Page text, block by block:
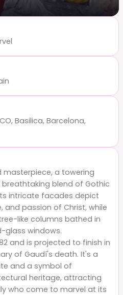
Basilica, Barcelona,
masterpiece, a towering
breathtaking blend of Gothic
intricate facades depict
and passion of Christ, while
like columns bathed in
glass windows.
and is projected to finish in
of Gaudí's death. It's a
and a symbol of
heritage, attracting
who come to marvel at its